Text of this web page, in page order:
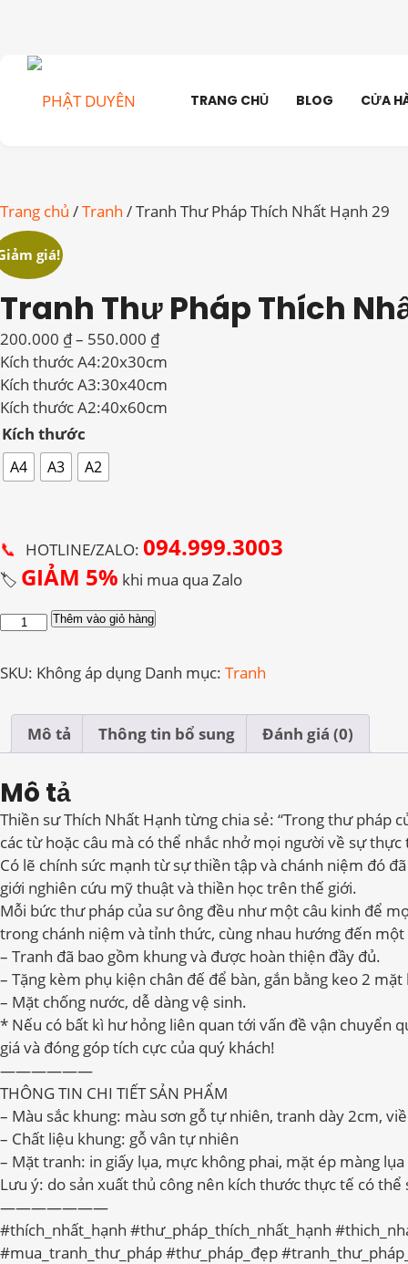
TRANG CHỦ BLOG CỬA
Trang chủ /Tranh / Tranh Thư Pháp Thích Nhất Hạnh 29
giá!
Tranh Thư Pháp Thích
200.000 ₫– 550.000 ₫Khoảng
giá:
từ
200.000 ₫
Kích thước A4:20x30cm
Kích thước A3:30x40cm
Kích thước A2:40x60cm
Kích thước
A4 A3 A2
HOTLINE/ZALO: 094.999.3003
🏷️ GIẢM 5% khi mua qua Zalo
Tranh
Thích
Hạnh
lượng
Thêm vào giỏ hàng
SKU: Không áp dụng Danh mục: Tranh
Mô tả Thông tin bổ sung Đánh giá (0)
Mô tả
Thiền sư Thích Nhất Hạnh từng chia sẻ: “Trong thư
các từ hoặc câu mà có thể nhắc nhở mọi người về sự
Có lẽ chính sức mạnh từ sự thiền tập và chánh niệm đó
giới nghiên cứu mỹ thuật và thiền học trên thế giới.
Mỗi bức thư pháp của sư ông đều như một câu kinh để
trong chánh niệm và tỉnh thức, cùng nhau hướng đến
– Tranh đã bao gồm khung và được hoàn thiện đầy đủ.
– Tặng kèm phụ kiện chân đế để bàn, gắn bằng keo 2
– Mặt chống nước, dễ dàng vệ sinh.
* Nếu có bất kì hư hỏng liên quan tới vấn đề vận chuyển
giá và đóng góp tích cực của quý khách!
——————
THÔNG TIN CHI TIẾT SẢN PHẨM
– Màu sắc khung: màu sơn gỗ tự nhiên, tranh dày 2cm,
– Chất liệu khung: gỗ vân tự nhiên
– Mặt tranh: in giấy lụa, mực không phai, mặt ép màng
Lưu ý: do sản xuất thủ công nên kích thước thực tế có
———————
#thích_nhất_hạnh #thư_pháp_thích_nhất_hạnh
#mua_tranh_thư_pháp #thư_pháp_đẹp